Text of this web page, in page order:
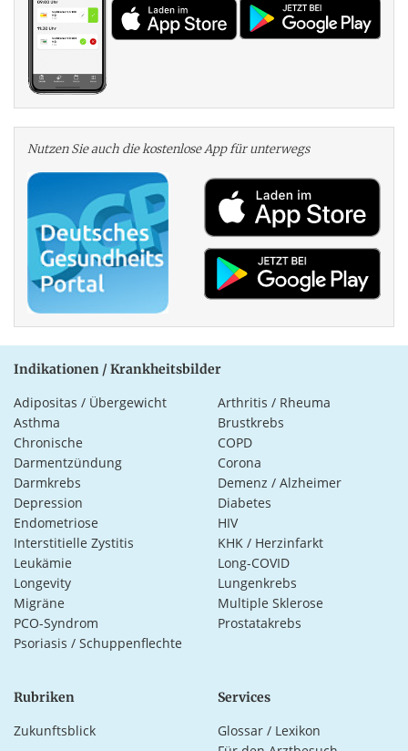
Nutzen Sie auch die kosten­lose App für unterwegs
Indikationen / Krankheitsbilder
Adipositas / Übergewicht
Arthritis / Rheuma
Asthma
Brustkrebs
Chronische
Darmentzündung
COPD
Corona
Darmkrebs
Demenz / Alzheimer
Depression
Diabetes
Endometriose
HIV
Interstitielle Zystitis
KHK / Herzinfarkt
Leukämie
Long-COVID
Longevity
Lungenkrebs
Migräne
Multiple Sklerose
PCO-Syndrom
Prostatakrebs
Psoriasis / Schuppenflechte
Rubriken
Zukunftsblick
Services
Glossar / Lexikon